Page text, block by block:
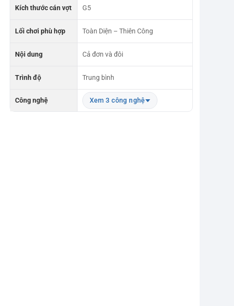
Kích thước cán vợt G5
Lối chơi phù hợp Toàn Diện – Thiên Công
Nội dung Cả đơn và đôi
Trình độ Trung bình
Công nghệ Xem 3 công nghệ